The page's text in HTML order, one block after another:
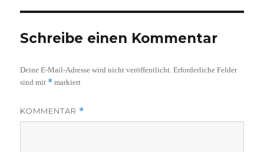
Schreibe einen Kommentar
Deine E-Mail-Adresse wird nicht veröffentlicht. Erforderliche Felder
sind mit * markiert
KOMMENTAR *